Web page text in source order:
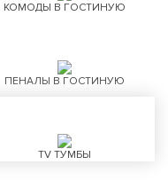
КОМОДЫ В ГОСТИНУЮ
ПЕНАЛЫ В ГОСТИНУЮ
TV ТУМБЫ